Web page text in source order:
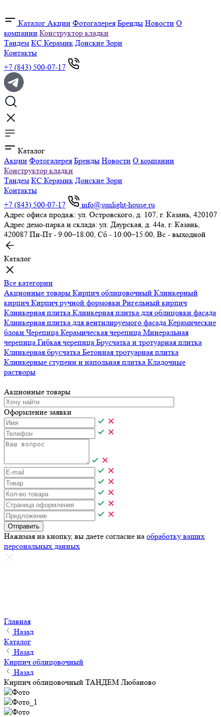
Каталог Акции Фотогалерея Бренды Новости О
компании Конструктор кладки
Тандем КС Керамик Донские Зори
Контакты
+7 (843) 500-07-17
Каталог
Акции Фотогалерея Бренды Новости О компании
Конструктор кладки
Тандем КС Керамик Донские Зори
Контакты
+7 (843) 500-07-17
info@sunlight-house.ru
Адрес офиса продаж: ул. Островского, д. 107, г. Казань, 420107
Адрес демо-парка и склада: ул. Даурская, д. 44а, г. Казань,
420087 Пн-Пт - 9:00–18:00, Сб - 10:00–15:00, Вс - выходной
Каталог
Все категории
Акционные товары Кирпич облицовочный Клинкерный
кирпич Кирпич ручной формовки Ригельный кирпич
Клинкерная плитка Клинкерная плитка для облицовки фасада
Клинкерная плитка для вентилируемого фасада Керамические
блоки Черепица Керамическая черепица Минеральная
черепица Гибкая черепица Брусчатка и тротуарная плитка
Клинкерная брусчатка Бетонная тротуарная плитка
Клинкерные ступени и напольная плитка Кладочные
растворы
Акционные товары
Оформление заявки
Отправить
Нажимая на кнопку, вы даете согласие на обработку ваших
персональных данных
Главная
Назад
Каталог
Назад
Кирпич облицовочный
Назад
Кирпич облицовочный ТАНДЕМ Любаново